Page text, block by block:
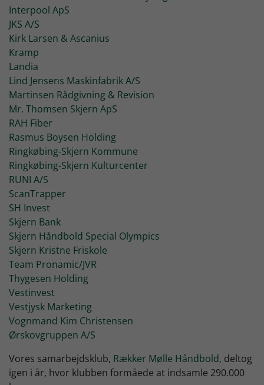
Interpool ApS
JKS A/S
Kirk Larsen & Ascanius
Kramp
Landia
Lind Jensens Maskinfabrik A/S
Martinsen Rådgivning & Revision
Mr. Thomsen Skjern ApS
RAH Fiber
Rasmus Boysen Holding
Ringkøbing-Skjern Kommune
Ringkøbing-Skjern Kulturcenter
RUNI A/S
ScanTrapper
SH Invest
Skjern Bank
Skjern Håndbold Special Olympics
Skjern Kristne Friskole
Team Pronamic/JVR
Thygesen Holding
Vestinvest
Vestjysk Marketing
Vognmand Kim Christensen
Ørskovgruppen A/S
Vores samarbejdsklub, Rækker Mølle Håndbold, deltog
igen i år, hvor klubben formåede at indsamle 290.000